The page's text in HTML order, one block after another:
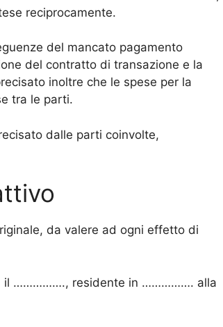
reciprocamente.
del mancato pagamento
del contratto di transazione e la
inoltre che le spese per la
tra le parti.
dalle parti coinvolte,
da valere ad ogni effetto di
……………., residente in ……………. alla